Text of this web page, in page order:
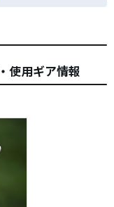
使用ギア情報